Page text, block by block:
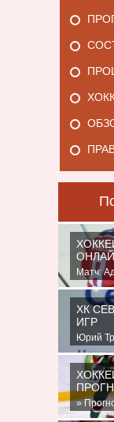
Матч:
МСК...
ХК
ИГР
Юрий
»